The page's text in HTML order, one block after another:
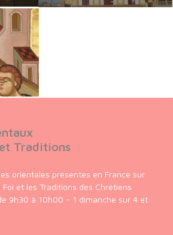
Traditions
orientales présentes en France sur
et les Traditions des Chrétiens
9h30 à 10h00 - 1 dimanche sur 4 et